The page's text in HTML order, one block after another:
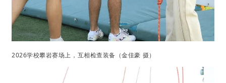
2026学校攀岩赛场上，互相检查装备（金佳豪 摄）